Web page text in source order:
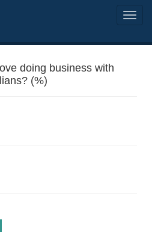
doing business with
(%)